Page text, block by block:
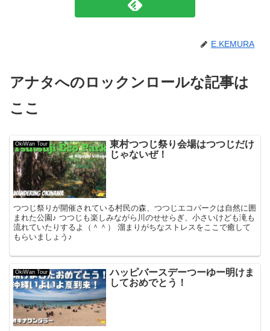
E.KEMURA
アナタへのロックンロールな記事は
ここ
OkiWan Tour
東村つつじ祭り会場はつつじだけ
じゃないぜ！
つつじ祭りが開催されている村民の森、つつじエコパークは自然に囲
まれた公園♪ つつじも楽しみながら川のせせらぎ、小さいけども滝も
流れていたりするよ（＾＾） 溜まりがちなストレスをここで癒して
もらいましょう♪
OkiWan Tour
ハッピバースデーつーゆー明けま
しておめでとう！